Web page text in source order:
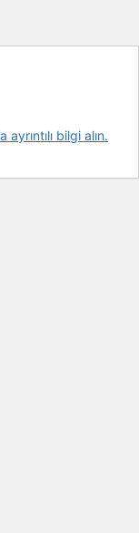
bilgi alın.